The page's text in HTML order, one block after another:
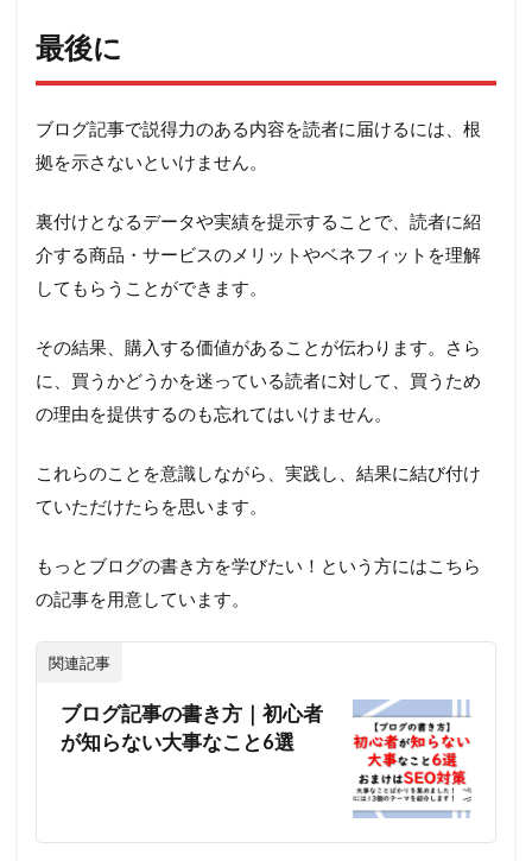
最後に
ブログ記事で説得力のある内容を読者に届けるには、根
拠を示さないといけません。
裏付けとなるデータや実績を提示することで、読者に紹
介する商品・サービスのメリットやベネフィットを理解
してもらうことができます。
その結果、購入する価値があることが伝わります。さら
に、買うかどうかを迷っている読者に対して、買うため
の理由を提供するのも忘れてはいけません。
これらのことを意識しながら、実践し、結果に結び付け
ていただけたらを思います。
もっとブログの書き方を学びたい！という方にはこちら
の記事を用意しています。
関連記事
ブログ記事の書き方｜初心者
が知らない大事なこと6選